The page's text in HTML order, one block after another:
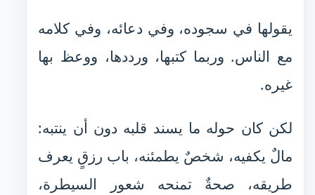
يقولها في سجوده، وفي دعائه، وفي كلامه
مع الناس. وربما كتبها، ورددها، ووعظ بها
غيره.
لكن كان حوله ما يسند قلبه دون أن ينتبه:
مالٌ يكفيه، شخصٌ يطمئنه، باب رزقٍ يعرف
طريقه، صحةٌ تمنحه شعور السيطرة،